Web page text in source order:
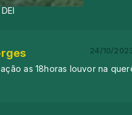
24/10/
as 18horas louvor na